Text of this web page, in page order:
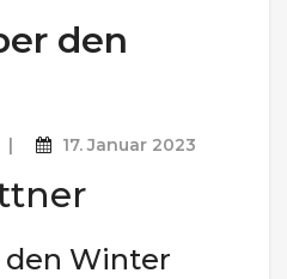
den
17. Januar 2023
den Winter